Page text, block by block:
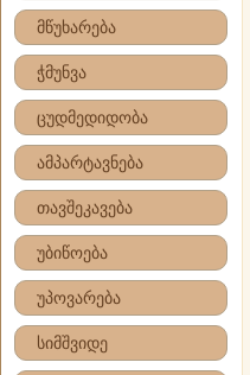
მწუხარება
ჭმუნვა
ცუდმედიდობა
ამპარტავნება
თავშეკავება
უბიწოება
უპოვარება
სიმშვიდე